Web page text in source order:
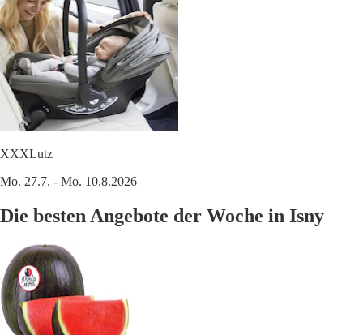
XXXLutz
Mo. 27.7. - Mo. 10.8.2026
Die besten Angebote der Woche in Isny